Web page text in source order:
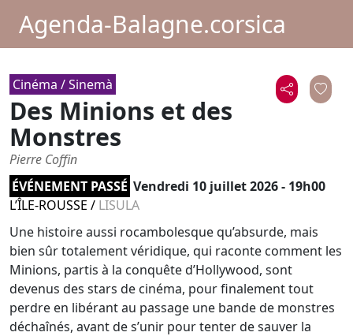
Agenda-Balagne.corsica
Cinéma / Sinemà
Des Minions et des
Monstres
Pierre Coffin
ÉVÉNEMENT PASSÉ Vendredi 10 juillet 2026 - 19h00
L’ÎLE-ROUSSE / LISULA
Une histoire aussi rocambolesque qu’absurde, mais
bien sûr totalement véridique, qui raconte comment les
Minions, partis à la conquête d’Hollywood, sont
devenus des stars de cinéma, pour finalement tout
perdre en libérant au passage une bande de monstres
déchaînés, avant de s’unir pour tenter de sauver la